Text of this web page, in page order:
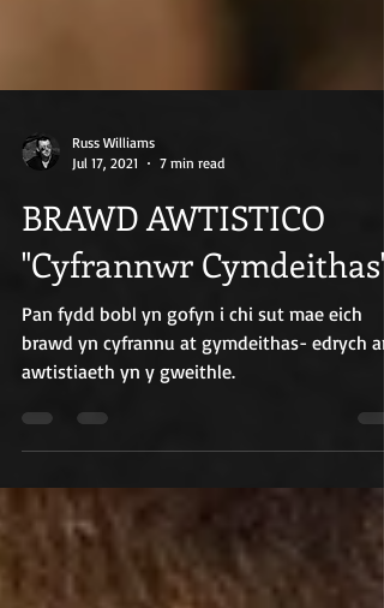
Russ Williams
Jul 17, 2021
7 min read
BRAWD AWTISTICO
"Cyfrannwr Cymdeithas"
brawd yn cyfrannu at gymdeithas- edrych ar
awtistiaeth yn y gweithle.